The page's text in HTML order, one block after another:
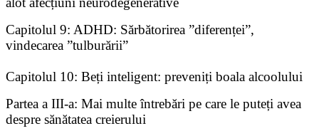
Capitolul 9: ADHD: Sărbătorirea ”diferenței”,
vindecarea ”tulburării”
Capitolul 10: Beți inteligent: preveniți boala alcoolului
Partea a III-a: Mai multe întrebări pe care le puteți avea
despre sănătatea creierului